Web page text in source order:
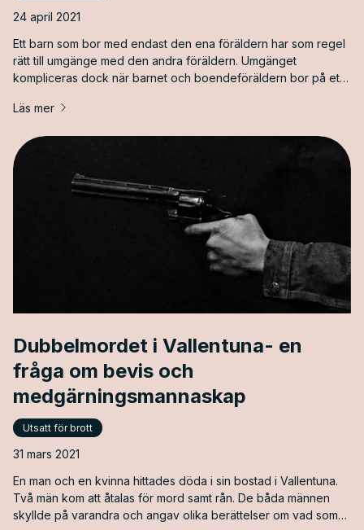
24 april 2021
Ett barn som bor med endast den ena föräldern har som regel
rätt till umgänge med den andra föräldern. Umgänget
kompliceras dock när barnet och boendeföräldern bor på ett
boende att det har förekommit hot eller liknande från den
boendeföräldern dessutom har skyddade personuppgifter
och hemlig adress. Vem vad händer med barnets rätt till
Läs mer
Dubbelmordet i Vallentuna- en
fråga om bevis och
medgärningsmannaskap
Utsatt för brott
31 mars 2021
En man och en kvinna hittades döda i sin bostad i Vallentuna.
Två män kom att åtalas för mord samt rån. De båda männen
skyllde på varandra och angav olika berättelser om vad som